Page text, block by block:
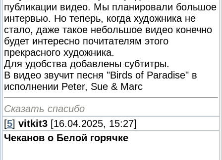
публикации видео. Мы планировали большое
интервью. Но теперь, когда художника не
стало, даже такое небольшое видео конечно
будет интересно почитателям этого
прекрасного художника.
Для удобства добавлены субтитры.
В видео звучит песня "Birds of Paradise" в
исполнении Peter, Sue & Marc
Сказать спасибо
[5] vitkit3 [16.04.2025, 15:27]
Чеканов о Белой горячке